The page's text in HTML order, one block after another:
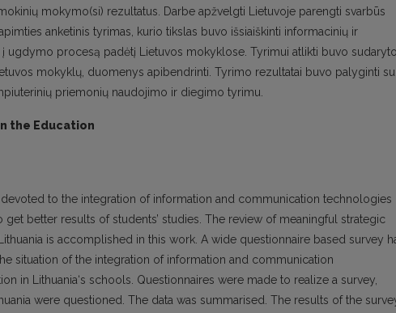
mokymo(si) rezultatus. Darbe apžvelgti Lietuvoje parengti svarbūs
anketinis tyrimas, kurio tikslas buvo išsiaiškinti informacinių ir
ugdymo procesą padėtį Lietuvos mokyklose. Tyrimui atlikti buvo
mokyklų, duomenys apibendrinti. Tyrimo rezultatai buvo palyginti su
priemonių naudojimo ir diegimo tyrimu.
the Education
to the integration of information and communication technologies
better results of students’ studies. The review of meaningful strategic
is accomplished in this work. A wide questionnaire based survey
situation of the integration of information and communication
in Lithuania‘s schools. Questionnaires were made to realize a survey,
were questioned. The data was summarised. The results of the